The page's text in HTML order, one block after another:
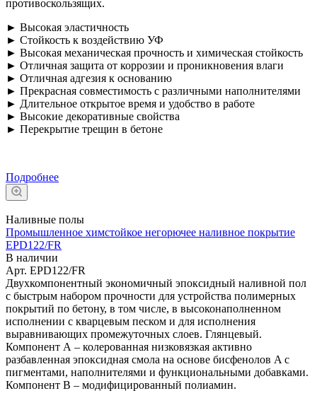
противоскользящих.
► Высокая эластичность
► Стойкость к воздействию УФ
► Высокая механическая прочность и химическая стойкость
► Отличная защита от коррозии и проникновения влаги
► Отличная адгезия к основанию
► Прекрасная совместимость с различными наполнителями
► Длительное открытое время и удобство в работе
► Высокие декоративные свойства
► Перекрытие трещин в бетоне
Подробнее
Наливные полы
Промышленное химстойкое негорючее наливное покрытие
EPD122/FR
В наличии
Арт. EPD122/FR
Двухкомпонентный экономичный эпоксидный наливной пол
с быстрым набором прочности для устройства полимерных
покрытий по бетону, в том числе, в высоконаполненном
исполнении с кварцевым песком и для исполнения
выравнивающих промежуточных слоев. Глянцевый.
Компонент А – колерованная низковязкая активно
разбавленная эпоксидная смола на основе бисфенолов A с
пигментами, наполнителями и функциональными добавками.
Компонент B – модифицированный полиамин.